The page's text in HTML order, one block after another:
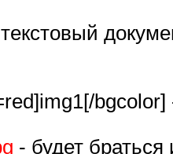
bgcolor]
- будет